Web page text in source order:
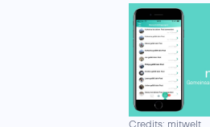
Credits: mitwelt